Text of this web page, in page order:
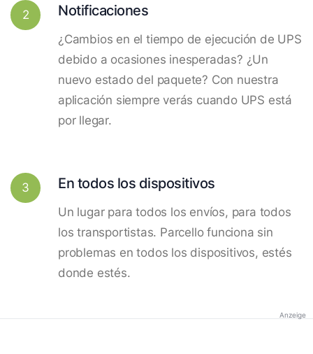
2 Notificaciones
¿Cambios en el tiempo de ejecución de UPS
debido a ocasiones inesperadas? ¿Un
nuevo estado del paquete? Con nuestra
aplicación siempre verás cuando UPS está
por llegar.
3 En todos los dispositivos
Un lugar para todos los envíos, para todos
los transportistas. Parcello funciona sin
problemas en todos los dispositivos, estés
donde estés.
Anzeige